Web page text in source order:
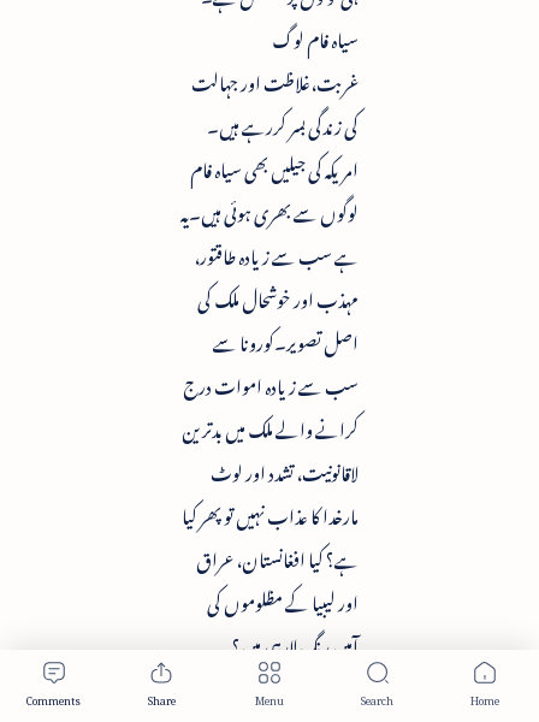
سیاہ فام لوگ
غربت،غلاظت اور جہالت
کی زندگی بسر کررہے ہیں۔
امریکہ کی جیلیں بھی سیاہ فام
لوگوں سے بھری ہوئی ہیں۔یہ
ہے سب سے زیادہ طاقتور،
مہذب اور خوشحال ملک کی
اصل تصویر۔کورونا سے
سب سے زیادہ اموات درج
کرانے والے ملک میں بدترین
لاقانونیت، تشدد اور لوٹ
مارخدا کا عذاب نہیں تو پھر کیا
ہے؟ کیا افغانستان، عراق
اور لیبیا کے مظلوموں کی
آہیں رنگ لارہی ہیں؟